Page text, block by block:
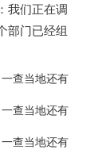
我们正在调
部门已经组